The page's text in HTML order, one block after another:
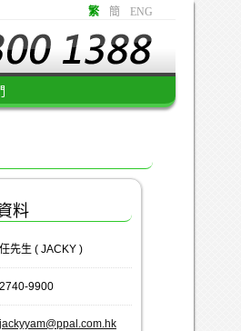
繁 簡 ENG
料
任先生 ( JACKY )
2740-9900
jackyyam@ppal.com.hk